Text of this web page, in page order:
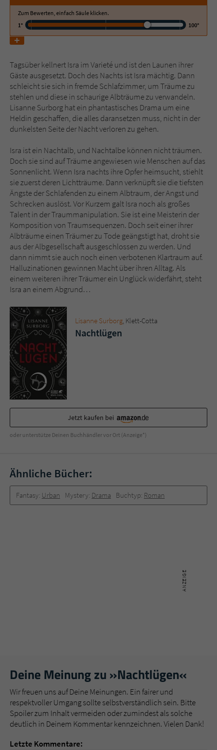
Zum Bewerten, einfach Säule klicken.
1°
100°
Tagsüber kellnert Isra im Varieté und ist den Launen ihrer
Gäste ausgesetzt. Doch des Nachts ist Isra mächtig. Dann
schleicht sie sich in fremde Schlafzimmer, um Träume zu
stehlen und diese in schaurige Albträume zu verwandeln.
Lisanne Surborg hat ein phantastisches Drama um eine
Heldin geschaffen, die alles daransetzen muss, nicht in der
dunkelsten Seite der Nacht verloren zu gehen.
Isra ist ein Nachtalb, und Nachtalbe können nicht träumen.
Doch sie sind auf Träume angewiesen wie Menschen auf das
Sonnenlicht. Wenn Isra nachts ihre Opfer heimsucht, stiehlt
sie zuerst deren Lichtträume. Dann verknüpft sie die tiefsten
Ängste der Schlafenden zu einem Albtraum, der Angst und
Schrecken auslöst. Vor Kurzem galt Isra noch als großes
Talent in der Traummanipulation. Sie ist eine Meisterin der
Komposition von Traumsequenzen. Doch seit einer ihrer
Albträume einen Träumer zu Tode geängstigt hat, droht sie
aus der Albgesellschaft ausgeschlossen zu werden. Und
dann nimmt sie auch noch einen verbotenen Klartraum auf.
Halluzinationen gewinnen Macht über ihren Alltag. Als
einem weiteren ihrer Träumer ein Unglück widerfährt, steht
Isra an einem Abgrund…
Lisanne Surborg, Klett-Cotta
Nachtlügen
Jetzt kaufen bei
oder unterstütze Deinen Buchhändler vor Ort (Anzeige*)
Ähnliche Bücher:
Fantasy: Urban Mystery: Drama Buchtyp: Roman
Deine Meinung zu »Nachtlügen«
Wir freuen uns auf Deine Meinungen. Ein fairer und
respektvoller Umgang sollte selbstverständlich sein. Bitte
Spoiler zum Inhalt vermeiden oder zumindest als solche
deutlich in Deinem Kommentar kennzeichnen. Vielen Dank!
Letzte Kommentare:
Name tx_pwcomments_ahash
Anbieter
Laufzeit 1 Jahr
Zweck Cookie für Kommentare einzelner Buchtitel
Name fe_typo_user
Laufzeit Session
Zweck
Dieses Cookie gewährleistet die
Kommunikation der Webseite mit dem
Benutzer. Es wird benötigt um z. B. den
Sicherheitscode des Kontaktformulars zu
überprüfen.